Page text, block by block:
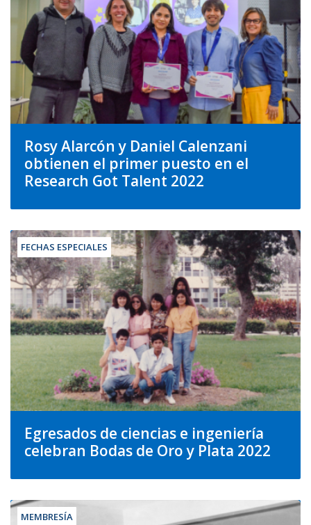
Rosy Alarcón y Daniel Calenzani
obtienen el primer puesto en el
Research Got Talent 2022
FECHAS ESPECIALES
Egresados de ciencias e ingeniería
celebran Bodas de Oro y Plata 2022
MEMBRESÍA